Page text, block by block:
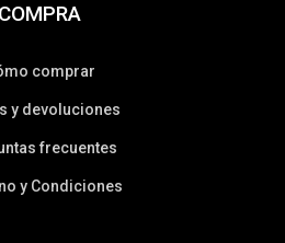
COMPRA
comprar
y devoluciones
frecuentes
y Condiciones